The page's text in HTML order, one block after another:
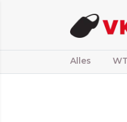
Alles